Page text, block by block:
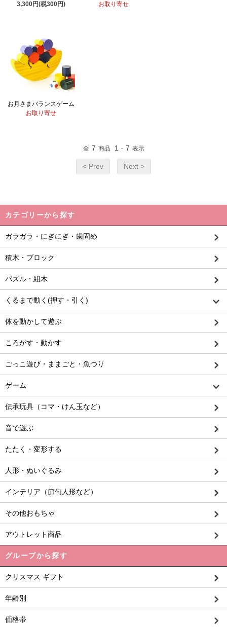
3,300円(税300円)
お取り寄せ
お月さまバランスゲーム
お取り寄せ
全 7 商品 1 - 7 表示
< Prev Next >
カテゴリーから探す
ガラガラ・にぎにぎ・歯固め
積木・ブロック
パズル・組木
くるまで動く(押す・引く)
体を動かして遊ぶ
ころがす・動かす
ごっこ遊び・ままごと・魚つり
ゲーム
伝承玩具（コマ・けん玉など）
音で遊ぶ
たたく・変形する
人形・ぬいぐるみ
インテリア（節句人形など）
その他おもちゃ
アウトレット商品
グループから探す
クリスマス ギフト
年齢別
価格帯